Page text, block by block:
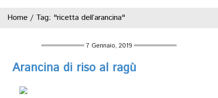
Home / Tag: "ricetta dell’arancina"
7 Gennaio, 2019
Arancina di riso al ragù